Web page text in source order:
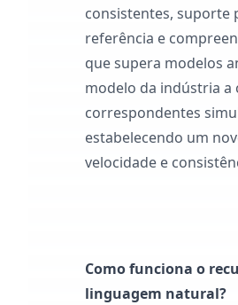
consistentes, suporte
referência e
que supera modelos
modelo da indústria
correspondentes
estabelecendo um
velocidade e
Como funciona o
linguagem natural?